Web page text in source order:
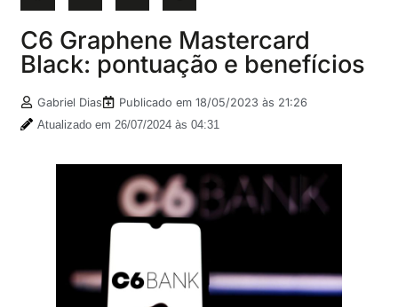
C6 Graphene Mastercard
Black: pontuação e benefícios
Gabriel Dias Publicado em18/05/2023 às 21:26
Atualizado em 26/07/2024 às 04:31